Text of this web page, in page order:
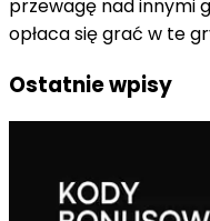
przewagę nad innymi
opłaca się grać w te
Ostatnie wpisy